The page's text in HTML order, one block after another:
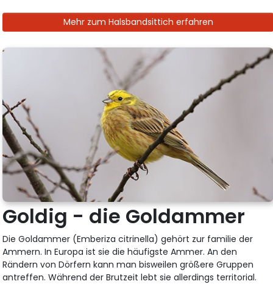
Mehr zum Halsbandsittich erfahren
Goldig - die Goldammer
Die Goldammer (Emberiza citrinella) gehört zur familie der
Ammern. In Europa ist sie die häufigste Ammer. An den
Rändern von Dörfern kann man bisweilen größere Gruppen
antreffen. Während der Brutzeit lebt sie allerdings territorial.